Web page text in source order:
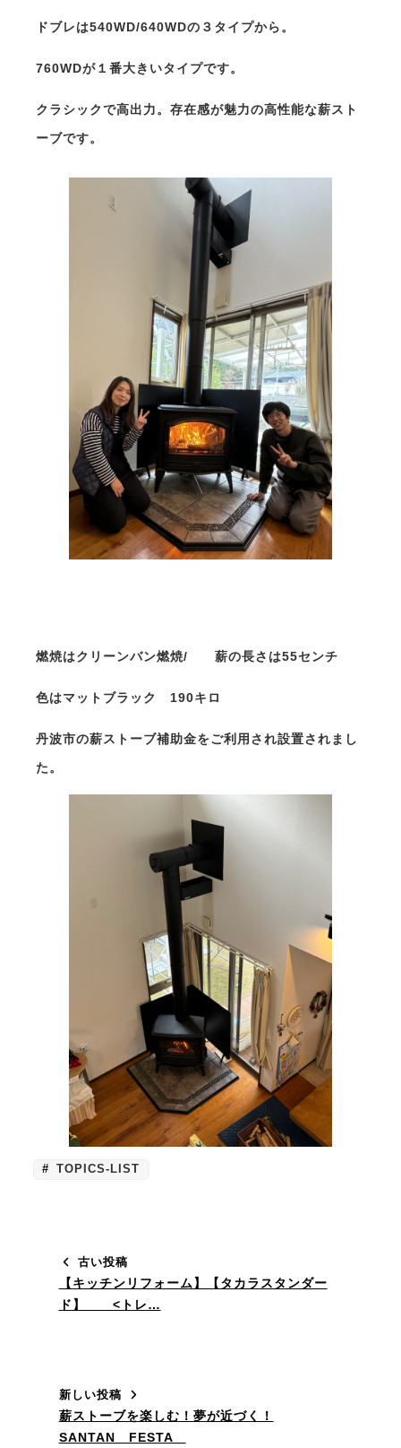
ドブレは540WD/640WDの３タイプから。
760WDが１番大きいタイプです。
クラシックで高出力。存在感が魅力の高性能な薪スト
ーブです。
燃焼はクリーンバン燃焼/ 薪の長さは55センチ
色はマットブラック 190キロ
丹波市の薪ストーブ補助金をご利用され設置されまし
た。
TOPICS-LIST
古い投稿
【キッチンリフォーム】【タカラスタンダー
ド】 <トレ…
新しい投稿
薪ストーブを楽しむ！夢が近づく！
SANTAN FESTA